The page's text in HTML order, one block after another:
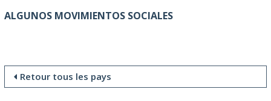
ALGUNOS MOVIMIENTOS SOCIALES
Retour tous les pays